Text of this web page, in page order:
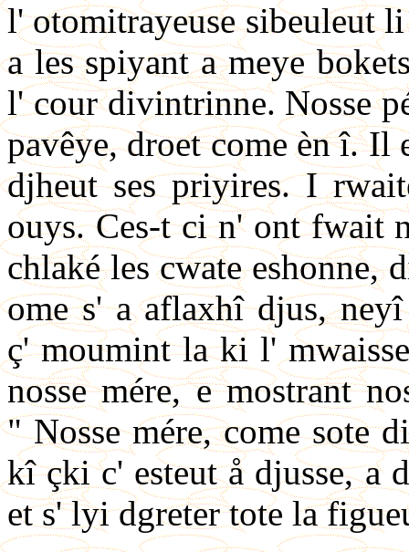
l' otomitrayeuse sibeuleut
a les spiyant a meye
l' cour divintrinne. Nosse
pavêye, droet come èn î. Il
djheut ses priyires. I
ouys. Ces-t ci n' ont fwait
chlaké les cwate eshonne,
ome s' a aflaxhî djus,
ç' moumint la ki l'
nosse mére, e mostrant
" Nosse mére, come sote
kî çki c' esteut å djusse, a
et s' lyi dgreter tote la